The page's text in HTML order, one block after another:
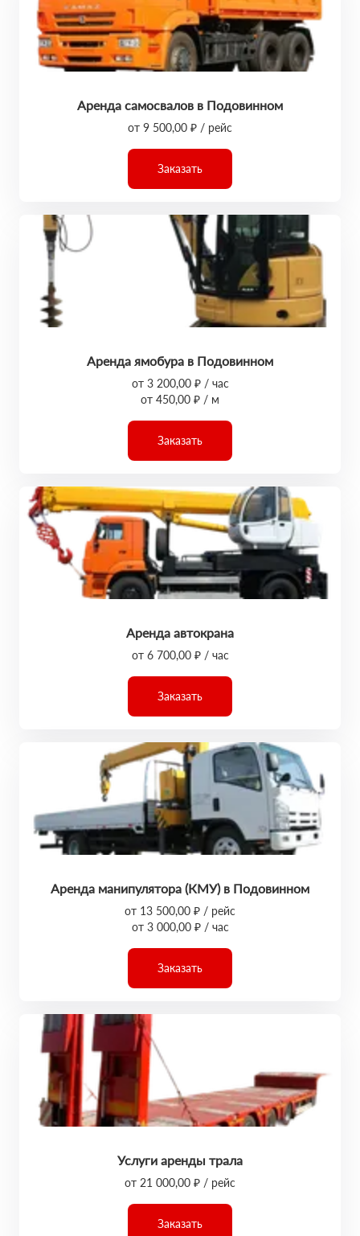
Аренда самосвалов в Подовинном
от 9 500,00 ₽ / рейс
Заказать
Аренда ямобура в Подовинном
от 3 200,00 ₽ / час
от 450,00 ₽ / м
Заказать
Аренда автокрана
от 6 700,00 ₽ / час
Заказать
Аренда манипулятора (КМУ) в Подовинном
от 13 500,00 ₽ / рейс
от 3 000,00 ₽ / час
Заказать
Услуги аренды трала
от 21 000,00 ₽ / рейс
Заказать